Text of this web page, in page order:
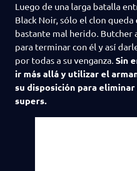
Luego de una larga batalla
Black Noir, sólo el clon queda
bastante mal herido. Butcher
para terminar con él y así
por todas a su venganza. Sin
ir más allá y utilizar el
su disposición para
supers.